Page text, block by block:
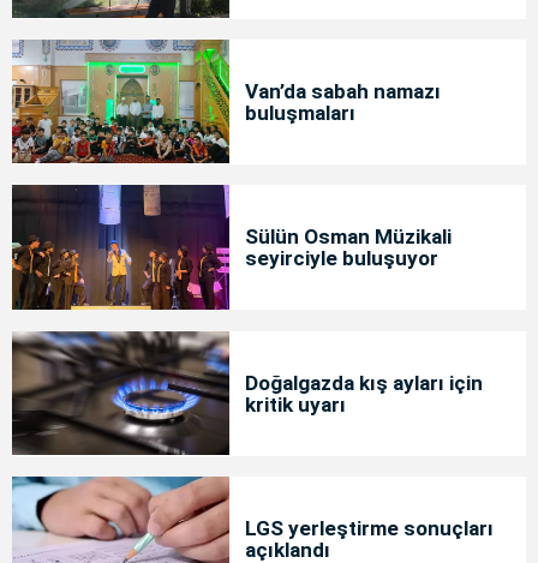
Van’da sabah namazı
buluşmaları
Sülün Osman Müzikali
seyirciyle buluşuyor
Doğalgazda kış ayları için
kritik uyarı
LGS yerleştirme sonuçları
açıklandı